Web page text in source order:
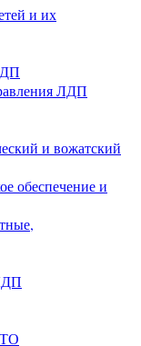
и их
ЛДП
и вожатский
обеспечение и